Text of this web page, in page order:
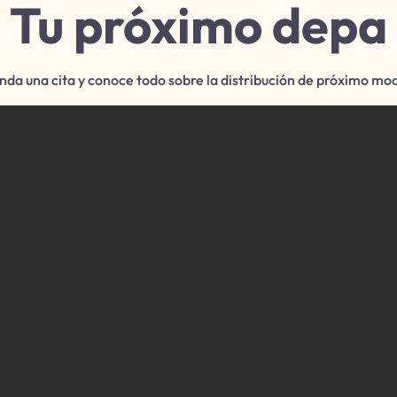
Tu próximo depa
una cita y conoce todo sobre la distribución de próximo